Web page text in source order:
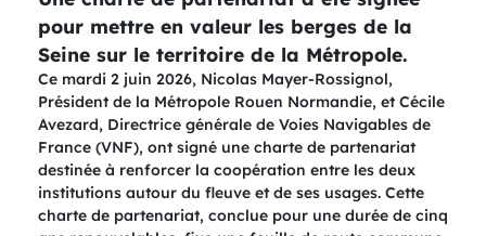
pour mettre en valeur les berges de la
Seine sur le territoire de la Métropole.
Ce mardi 2 juin 2026, Nicolas Mayer-Rossignol,
Président de la Métropole Rouen Normandie, et Cécile
Avezard, Directrice générale de Voies Navigables de
France (VNF), ont signé une charte de partenariat
destinée à renforcer la coopération entre les deux
institutions autour du fleuve et de ses usages. Cette
charte de partenariat, conclue pour une durée de cinq